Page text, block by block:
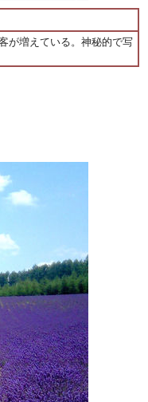
が増えている。神秘的で写